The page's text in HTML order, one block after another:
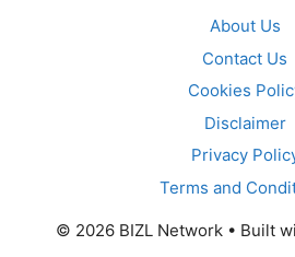
About Us
Contact Us
Cookies
Disclaimer
Privacy
Terms and
© 2026 BIZL Network • Built